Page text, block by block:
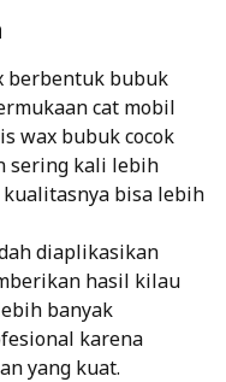
berbentuk bubuk
cat mobil
wax bubuk cocok
sering kali lebih
bisa lebih
diaplikasikan
hasil kilau
banyak
karena
yang kuat.